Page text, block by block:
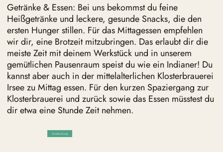
Getränke & Essen: Bei uns bekommst du feine
Heißgetränke und leckere, gesunde Snacks, die den
ersten Hunger stillen. Für das Mittagessen empfehlen
wir dir, eine Brotzeit mitzubringen. Das erlaubt dir die
meiste Zeit mit deinem Werkstück und in unserem
gemütlichen Pausenraum speist du wie ein Indianer! Du
kannst aber auch in der mittelalterlichen Klosterbrauerei
Irsee zu Mittag essen. Für den kurzen Spaziergang zur
Klosterbrauerei und zurück sowie das Essen müsstest du
dir etwa eine Stunde Zeit nehmen.​
Kursbuchung